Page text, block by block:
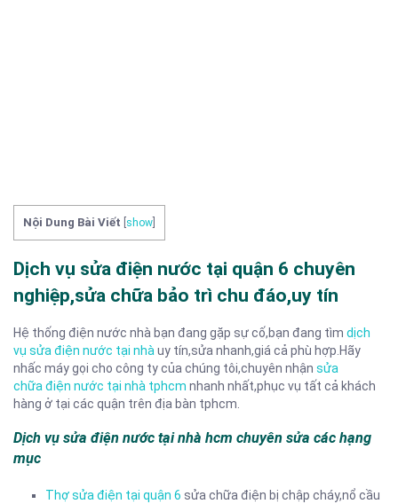
Nội Dung Bài Viết show
Dịch vụ sửa điện nước tại quận 6 chuyên
nghiệp,sửa chữa bảo trì chu đáo,uy tín
Hệ thống điện nước nhà bạn đang gặp sự cố,bạn đang tìm dịch
vụ sửa điện nước tại nhàuy tín,sửa nhanh,giá cả phù hợp.Hãy
nhấc máy gọi cho công ty của chúng tôi,chuyên nhận sửa
chữa điện nước tại nhà tphcm nhanh nhất,phục vụ tất cả khách
hàng ở tại các quận trên địa bàn tphcm.
Dịch vụ sửa điện nước tại nhà hcm chuyên sửa các hạng
mục
Thợ sửa điện tại quận 6 sửa chữa điện bị chập cháy,nổ cầu